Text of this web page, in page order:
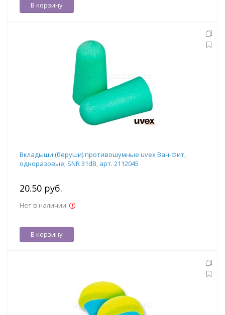
В корзину
Вкладыши (беруши) противошумные uvex Ван-Фит,
одноразовые; SNR 31dB, арт. 2112045
20.50 руб.
Нет в наличии
В корзину